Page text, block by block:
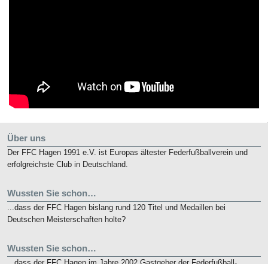
Über uns
Der FFC Hagen 1991 e.V. ist Europas ältester Federfußballverein und
erfolgreichste Club in Deutschland.
Wussten Sie schon…
...dass der FFC Hagen bislang rund 120 Titel und Medaillen bei
Deutschen Meisterschaften holte?
Wussten Sie schon…